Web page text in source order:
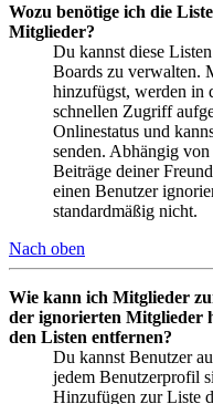
Wozu benötige ich die
Mitglieder?
Du kannst diese
Boards zu verwalten.
hinzufügst, werden in
schnellen Zugriff
Onlinestatus und
senden. Abhängig
Beiträge deiner
einen Benutzer
standardmäßig nicht.
Nach oben
Wie kann ich Mitglieder
der ignorierten Mitglieder
den Listen entfernen?
Du kannst Benutzer
jedem Benutzerprofil
Hinzufügen zur Liste